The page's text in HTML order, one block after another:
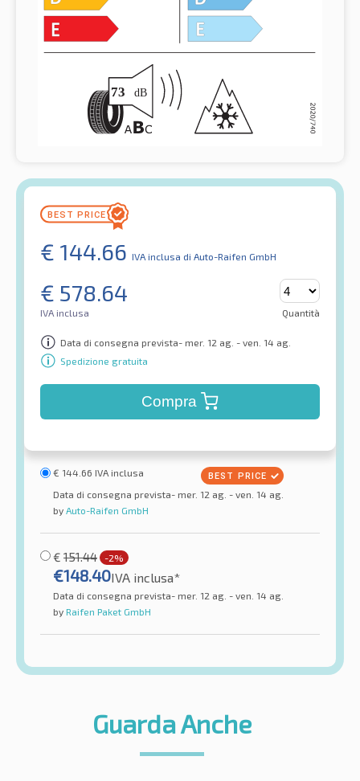
€ 144.66 IVA inclusa di Auto-Raifen GmbH
€ 578.64
IVA inclusa Quantità
Data di consegna prevista- mer. 12 ag. - ven. 14 ag.
Spedizione gratuita
Compra
€ 144.66 IVA inclusa
Data di consegna prevista- mer. 12 ag. - ven. 14 ag.
by Auto-Raifen GmbH
€ 151.44 -2%
€148.40IVA inclusa*
Data di consegna prevista- mer. 12 ag. - ven. 14 ag.
by Raifen Paket GmbH
Guarda Anche